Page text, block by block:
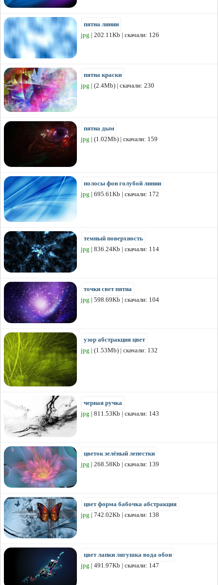
пятна линии
jpg | 202.11Kb | скачали: 126
пятна краски
jpg | (2.4Mb) | скачали: 230
пятна дым
jpg | (1.02Mb) | скачали: 159
полосы фон голубой линии
jpg | 695.61Kb | скачали: 172
темный поверхность
jpg | 836.24Kb | скачали: 114
точки свет пятна
jpg | 598.69Kb | скачали: 104
узор абстракция цвет
jpg | (1.53Mb) | скачали: 132
черная ручка
jpg | 811.53Kb | скачали: 143
цветок зелёный лепестки
jpg | 268.58Kb | скачали: 139
цвет форма бабочка абстракция
jpg | 742.02Kb | скачали: 138
цвет лапки лягушка вода обои
jpg | 491.97Kb | скачали: 147